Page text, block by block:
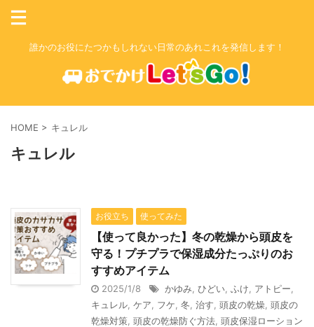
誰かのお役にたつかもしれない日常のあれこれを発信します！
HOME > キュレル
キュレル
お役立ち 使ってみた
【使って良かった】冬の乾燥から頭皮を
守る！プチプラで保湿成分たっぷりのお
すすめアイテム
2025/1/8 かゆみ ひどい ふけ アトピー
キュレル ケア フケ 冬 治す 頭皮の乾燥 頭皮の
乾燥対策 頭皮の乾燥防ぐ方法 頭皮保湿ローション